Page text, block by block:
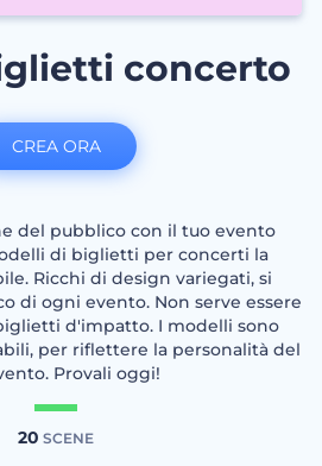
concerto
del pubblico con il tuo evento
di biglietti per concerti la
Ricchi di design variegati, si
di ogni evento. Non serve essere
d'impatto. I modelli sono
per riflettere la personalità del
Provali oggi!
20 SCENE
CREA ORA